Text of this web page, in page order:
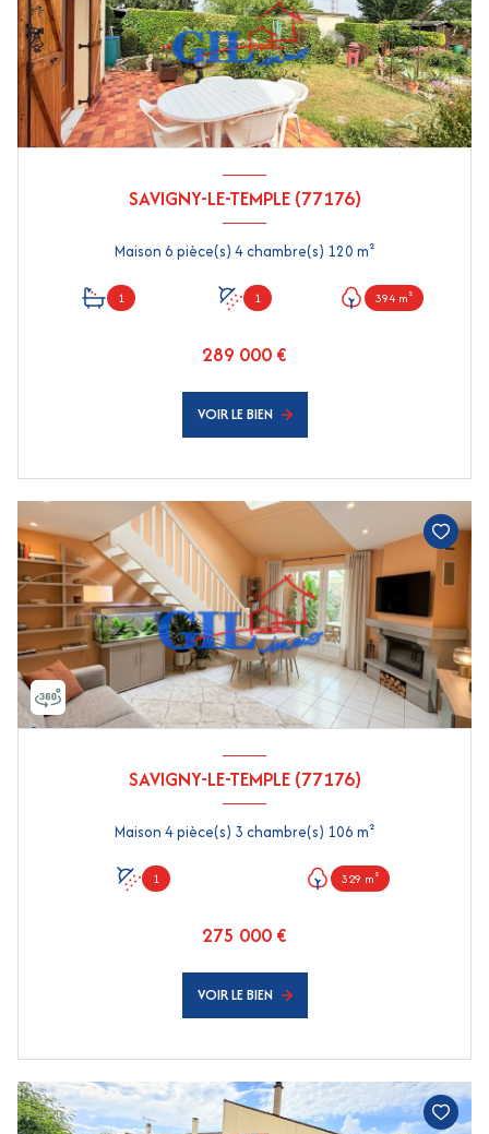
SAVIGNY-LE-TEMPLE (77176)
Maison 6 pièce(s) 4 chambre(s) 120 m²
1 1 394 m²
289 000 €
VOIR LE BIEN
SAVIGNY-LE-TEMPLE (77176)
Maison 4 pièce(s) 3 chambre(s) 106 m²
1 329 m²
275 000 €
VOIR LE BIEN